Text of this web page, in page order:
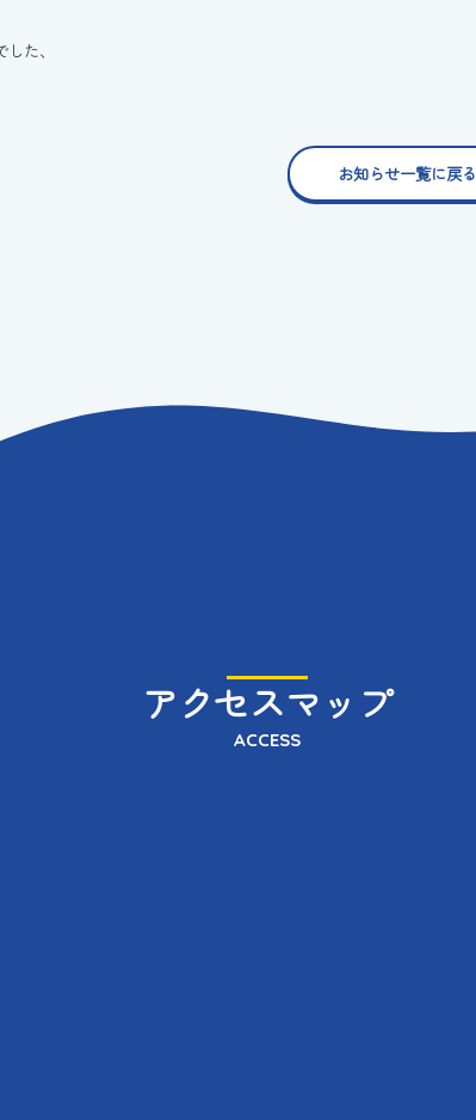
た、
お知らせ一覧に戻る
アクセスマップ
ACCESS